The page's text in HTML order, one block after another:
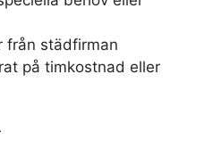
från städfirman
på timkostnad eller